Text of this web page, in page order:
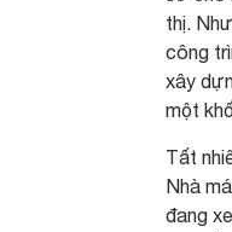
thị.
công
xây
một
Tất
Nhà
đang